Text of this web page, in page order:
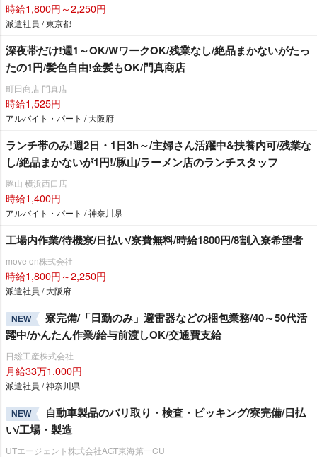
時給1,800円～2,250円
派遣社員 / 東京都
深夜帯だけ!週1～OK/WワークOK/残業なし/絶品まかないがたっ
たの1円/髪色自由!金髪もOK/門真商店
町田商店 門真店
時給1,525円
アルバイト・パート / 大阪府
ランチ帯のみ!週2日・1日3h～/主婦さん活躍中&扶養内可/残業な
し/絶品まかないが1円!/豚山/ラーメン店のランチスタッフ
豚山 横浜西口店
時給1,400円
アルバイト・パート / 神奈川県
工場内作業/待機寮/日払い/寮費無料/時給1800円/8割入寮希望者
move on株式会社
時給1,800円～2,250円
派遣社員 / 大阪府
NEW
寮完備/「日勤のみ」避雷器などの梱包業務/40～50代活
躍中/かんたん作業/給与前渡しOK/交通費支給
日総工産株式会社
月給33万1,000円
派遣社員 / 神奈川県
NEW
自動車製品のバリ取り・検査・ピッキング/寮完備/日払
い/工場・製造
UTエージェント株式会社AGT東海第一CU